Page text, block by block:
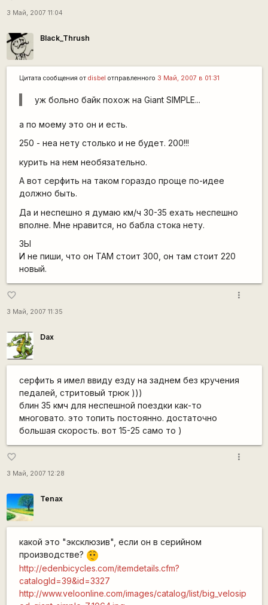
3 Май, 2007 11:04
Black_Thrush
Цитата сообщения от disbel отправленного 3 Май, 2007 в 01:31
уж больно байк похож на Giant SIMPLE...
а по моему это он и есть.
250 - неа нету столько и не будет. 200!!!
курить на нем необязательно.
А вот серфить на таком гораздо проще по-идее
должно быть.
Да и неспешно я думаю км/ч 30-35 ехать неспешно
вполне. Мне нравится, но бабла стока нету.
ЗЫ
И не пиши, что он ТАМ стоит 300, он там стоит 220
новый.
favorite_border
3 Май, 2007 11:35
more_vert
Dax
серфить я имел ввиду езду на заднем без кручения
педалей, стритовый трюк )))
блин 35 кмч для неспешной поездки как-то
многовато. это топить постоянно. достаточно
большая скорость. вот 15-25 само то )
favorite_border
3 Май, 2007 12:28
more_vert
Tenax
какой это "эксклюзив", если он в серийном
производстве? :-/
http://edenbicycles.com/itemdetails.cfm?
catalogId=39&id=3327
http://www.veloonline.com/images/catalog/list/big_velosip